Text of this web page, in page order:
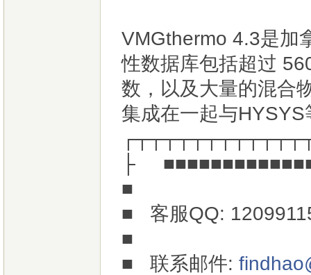
VMGthermo 4.3是加
性数据库包括超过
数，以及大量的混合
集成在一起与
├
■
■ 客服QQ:
■
■ 联系邮件: